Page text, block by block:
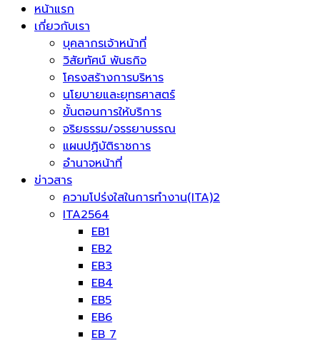
หน้าแรก
เกี่ยวกับเรา
บุคลากรเจ้าหน้าที่
วิสัยทัศน์ พันธกิจ
โครงสร้างการบริหาร
นโยบายและยุทธศาสตร์
ขั้นตอนการให้บริการ
จริยธรรม/จรรยาบรรณ
แผนปฏิบัติราชการ
อำนาจหน้าที่
ข่าวสาร
ความโปร่งใสในการทำงาน(ITA)2
ITA2564
EB1
EB2
EB3
EB4
EB5
EB6
EB 7